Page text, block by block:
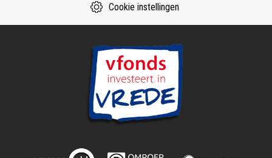
Cookie instellingen